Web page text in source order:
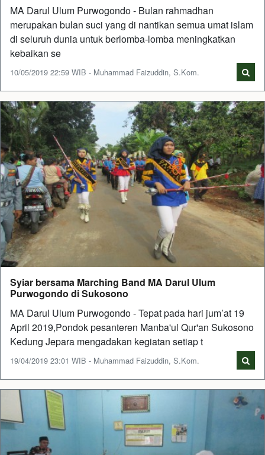
MA Darul Ulum Purwogondo - Bulan rahmadhan
merupakan bulan suci yang di nantikan semua umat islam
di seluruh dunia untuk berlomba-lomba meningkatkan
kebaikan se
10/05/2019 22:59 WIB - Muhammad Faizuddin, S.Kom.
Syiar bersama Marching Band MA Darul Ulum
Purwogondo di Sukosono
MA Darul Ulum Purwogondo - Tepat pada hari jum’at 19
April 2019,Pondok pesanteren Manba'ul Qur'an Sukosono
Kedung Jepara mengadakan kegiatan setiap t
19/04/2019 23:01 WIB - Muhammad Faizuddin, S.Kom.